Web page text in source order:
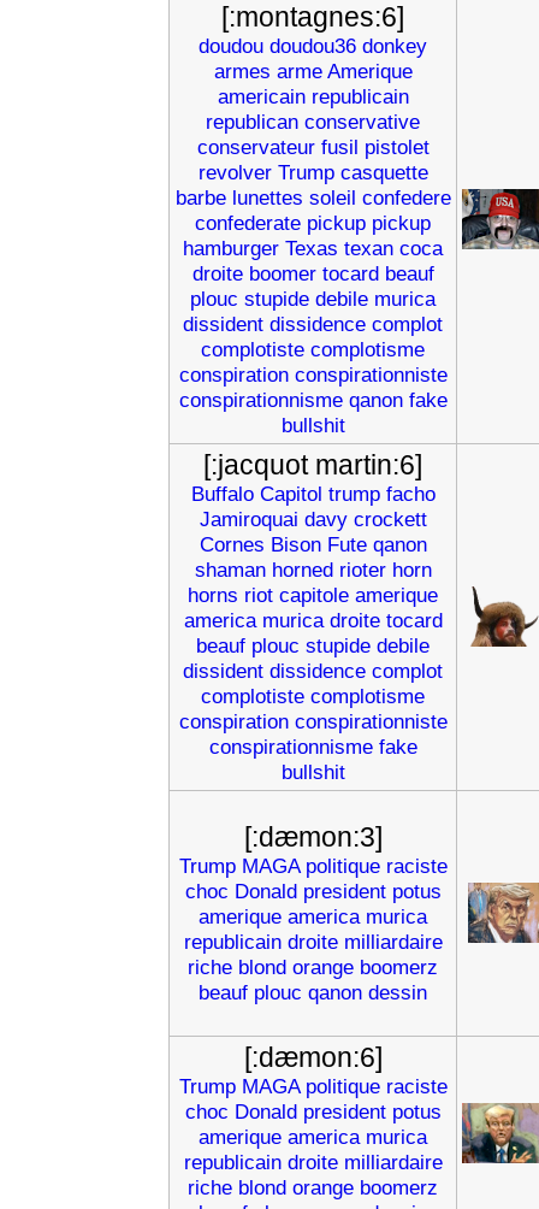
[:montagnes:6]
doudou doudou36 donkey
armes arme Amerique
americain republicain
republican conservative
conservateur fusil pistolet
revolver Trump casquette
barbe lunettes soleil confedere
confederate pickup pickup
hamburger Texas texan coca
droite boomer tocard beauf
plouc stupide debile murica
dissident dissidence complot
complotiste complotisme
conspiration conspirationniste
conspirationnisme qanon fake
bullshit
[:jacquot martin:6]
Buffalo Capitol trump facho
Jamiroquai davy crockett
Cornes Bison Fute qanon
shaman horned rioter horn
horns riot capitole amerique
america murica droite tocard
beauf plouc stupide debile
dissident dissidence complot
complotiste complotisme
conspiration conspirationniste
conspirationnisme fake
bullshit
[:dæmon:3]
Trump MAGA politique raciste
choc Donald president potus
amerique america murica
republicain droite milliardaire
riche blond orange boomerz
beauf plouc qanon dessin
[:dæmon:6]
Trump MAGA politique raciste
choc Donald president potus
amerique america murica
republicain droite milliardaire
riche blond orange boomerz